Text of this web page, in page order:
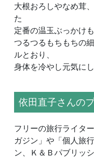
大根おろしやなめ茸
た
定番の温玉ぶっかけ
つるつるもちもちの
ルとおり、
身体を冷やし元気に
依田直子さんの
フリーの旅行ライタ
ガジン」や「個人旅
ン、Ｋ＆Ｂパブリッ